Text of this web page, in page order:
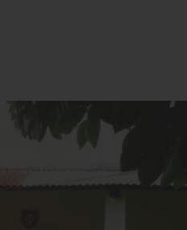
Tous les moyens de nous
soutenir